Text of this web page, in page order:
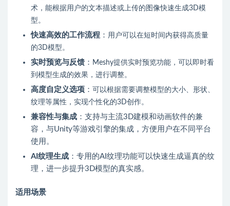
术，能根据用户的文本描述或上传的图像快速生成3D模
型。
快速高效的工作流程 ： 用户可以在短时间内获得高质量
的3D模型。
实时预览与反馈 ： Meshy提供实时预览功能，可以即时看
到模型生成的效果，进行调整。
高度自定义选项 ： 可以根据需要调整模型的大小、形状、
纹理等属性，实现个性化的3D创作。
兼容性与集成 ：支持与主流3D建模和动画软件的兼
容，与Unity等游戏引擎的集成，方便用户在不同平台
使用。
AI纹理生成 ：专用的AI纹理功能可以快速生成逼真的纹
理，进一步提升3D模型的真实感。
适用场景